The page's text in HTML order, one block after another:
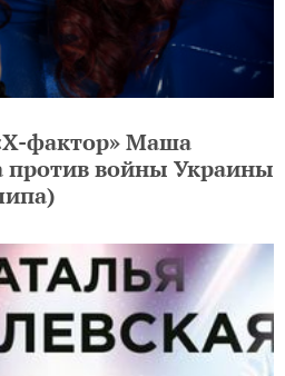
фактор» Маша
против войны Украины